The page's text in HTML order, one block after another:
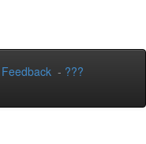
Feedback - ???